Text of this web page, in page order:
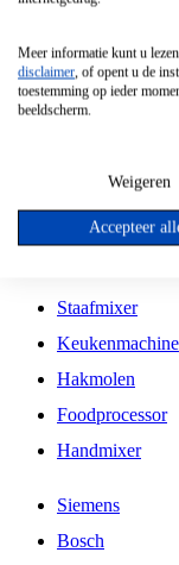
Vrijstaande
Vrijstaande
Inbouw
Inbouw
Kookplaat
Staafmixer
Keukenmachine
Hakmolen
Foodprocessor
Handmixer
Siemens
Bosch
Meer informatie kunt u
disclaimer, of opent u de
toestemming op ieder
beeldscherm.
Weigeren
Accepteer